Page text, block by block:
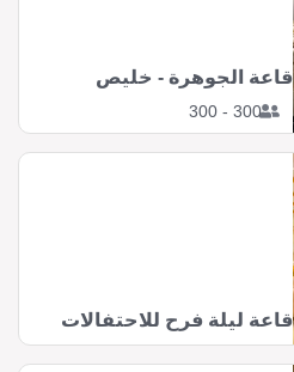
300 - 300
قاعة الجوهرة - خليص
قاعة ليلة فرح للاحتفالات